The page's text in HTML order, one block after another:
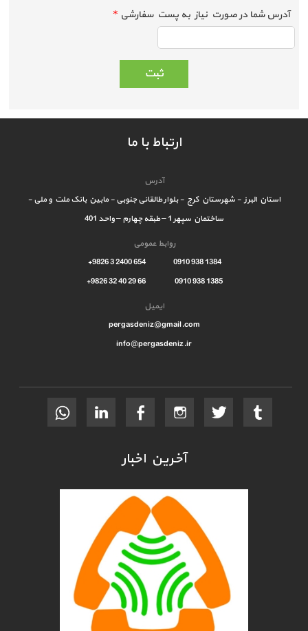
آدرس شما در صورت نیاز به پست سفارشی *
ارتباط با ما
آدرس
استان البرز - شهرستان کرج - بلوار طالقانی جنوبی - مابین بانک ملت و ملی -
ساختمان سپهر 1 – طبقه چهارم – واحد 401
روابط عمومی
1384 938 0910 654 2400 3 9826+
1385 938 0910 66 29 40 32 9826+
ایمیل
pergasdeniz@gmail.com
info@pergasdeniz.ir
آخرین اخبار